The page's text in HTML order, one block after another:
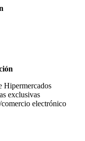
Hipermercados
exclusivas
electrónico